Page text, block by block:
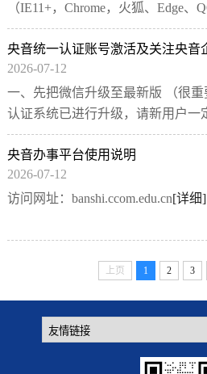
（IE11+，Chrome，火狐、Edge、
Safari等）。过低版本IE内核浏览
登录访问网址：i.ccom.edu.cn出现
央音统一认证账号激活及关注央音
2026-07-12
一、先把微信升级至最新版 （很
认证系统已进行升级，请新用户一
作，自行设置登陆密码及绑定手机
有系统（只需激活一次）。 二、使
央音办事平台使用说明
2026-07-12
访问网址：banshi.ccom.edu.cn[详细]
上页 1 2 3